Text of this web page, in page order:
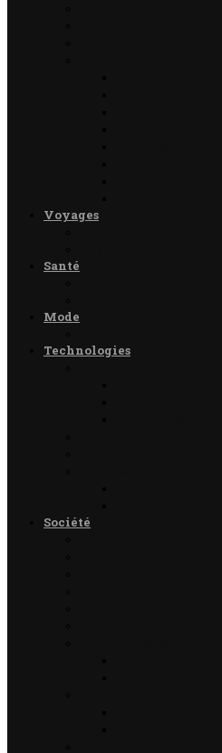
Voyages
Santé
Mode
Technologies
Société